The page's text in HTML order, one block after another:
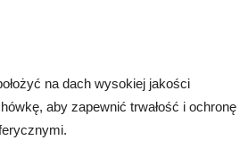
na dach wysokiej jakości
aby zapewnić trwałość i ochronę